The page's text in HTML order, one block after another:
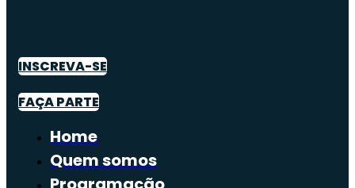
INSCREVA-SE
FAÇA PARTE
Home
Quem somos